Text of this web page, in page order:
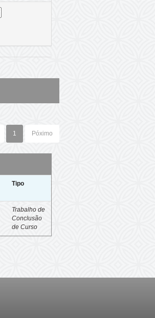
1 Póximo
Tipo
Trabalho de
Conclusão
de Curso